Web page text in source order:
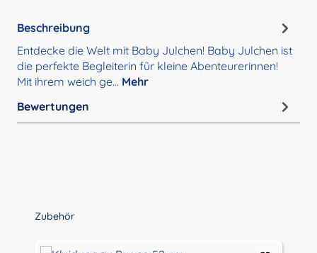
Beschreibung
Entdecke die Welt mit Baby Julchen! Baby Julchen ist
die perfekte Begleiterin für kleine Abenteurerinnen!
Mit ihrem weich ge… Mehr
Bewertungen
Produktgalerie überspringen
Zubehör